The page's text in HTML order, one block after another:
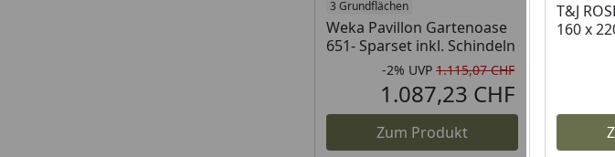
3 Grundflächen
Weka Pavillon Gartenoase
651- Sparset inkl. Schindeln
Rabatt in
-2% UVP 1.115,07 CHF
1.087,23 CHF
Zum Produkt
T&J
160 x